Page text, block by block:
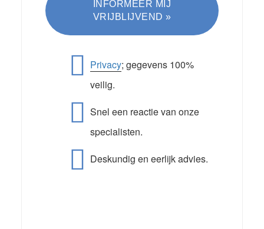
Privacy; gegevens 100%
veilig.
Snel een reactie van onze
specialisten.
Deskundig en eerlijk advies.